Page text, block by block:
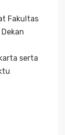
Fakultas
serta